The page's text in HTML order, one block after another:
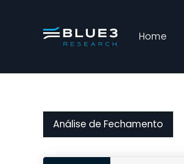
Home
Análise de Fechamento